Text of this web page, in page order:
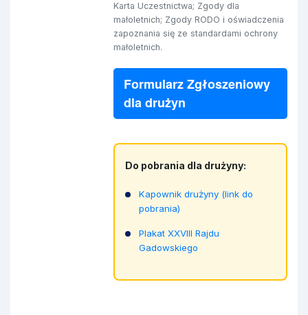
Karta Uczestnictwa; Zgody dla
małoletnich; Zgody RODO i oświadczenia
zapoznania się ze standardami ochrony
małoletnich.
Formularz Zgłoszeniowy
dla drużyn
Do pobrania dla drużyny:
Kapownik drużyny (link do
pobrania)
Plakat XXVIII Rajdu
Gadowskiego